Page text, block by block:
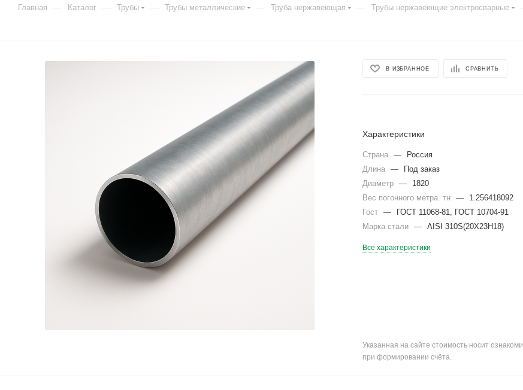
Главная — Каталог — Трубы — Трубы металлические — Труба нержавеющая — Трубы нержавеющие электросварные
В ИЗБРАННОЕ СРАВНИТЬ
Характеристики
Страна —
Россия
Длина
—
Под заказ
Диаметр
—
1820
Вес погонного метра. тн
—
1.256418092
Гост
—
ГОСТ 11068-81, ГОСТ 10704-91
Марка стали
— AISI 310S(20Х23Н18)
Все характеристики
Указанная на сайте стоимость носит
при формировании счёта.